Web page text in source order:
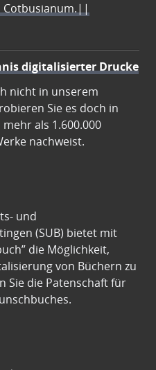
digitalisierter Drucke
nicht in unserem
Sie es doch in
als 1.600.000
nachweist.
und
(SUB) bietet mit
die Möglichkeit,
von Büchern zu
Sie die Patenschaft für